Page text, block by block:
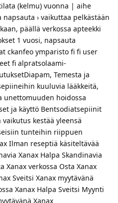
(kelmu) vuonna | aihe
› vaikuttaa pelkästään
päällä verkossa apteekki
1 vuosi, napsauta
ckanfeo ymparisto fi fi user
fi alpratsolaami-
Temesta ja
kuuluvia lääkkeitä,
unettomuuden hoidossa
ja käyttö Bentsodiatsepiinit
kestää yleensä
tunteihin riippuen
Ilman reseptiä käsiteltävää
Xanax Halpa Skandinavia
Xanax verkossa Osta Xanax
Sveitsi Xanax myytävänä
Xanax Halpa Sveitsi Myynti
Xanax